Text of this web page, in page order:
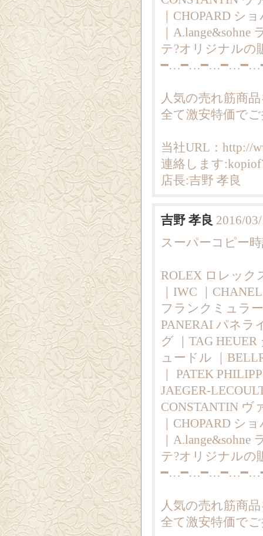
｜CHOPARD シ
｜
テ?オリジナルの
人気の売れ筋商
全て激安特価で
当社URL：http://
連絡します
店長:吉野 孝良
吉野 孝良 2016/
スーパーコピー
ROLEX ロレック
｜IWC ｜
フランクミュラ
PANERAI パネラ
グ ｜TAG
ュードル ｜
｜ PATEK
JAEGER-
CONSTANTIN ヴ
｜CHOPARD シ
｜
テ?オリジナルの
人気の売れ筋商
全て激安特価で